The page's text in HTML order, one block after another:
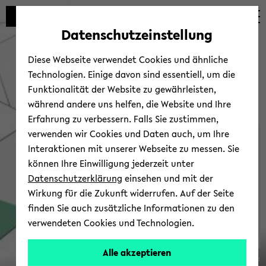
Automatische
vermeiden
zum
wechseln
zum
wechseln
zum
wechseln
Ver­an­stal­tun­gen
SFB
Datenschutzeinstellung
Diese Webseite verwendet Cookies und ähnliche
Technologien. Einige davon sind essentiell, um die
Funktionalität der Website zu gewährleisten,
während andere uns helfen, die Website und Ihre
Erfahrung zu verbessern. Falls Sie zustimmen,
verwenden wir Cookies und Daten auch, um Ihre
Interaktionen mit unserer Webseite zu messen. Sie
können Ihre Einwilligung jederzeit unter
Datenschutzerklärung einsehen und mit der
Wirkung für die Zukunft widerrufen. Auf der Seite
finden Sie auch zusätzliche Informationen zu den
verwendeten Cookies und Technologien.
Alle akzeptieren